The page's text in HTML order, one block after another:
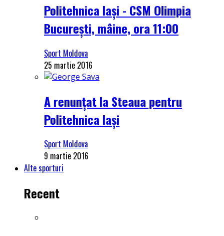
Politehnica Iași - CSM Olimpia
București, mâine, ora 11:00
Sport Moldova
25 martie 2016
A renunțat la Steaua pentru
Politehnica Iași
Sport Moldova
9 martie 2016
Alte sporturi
Recent